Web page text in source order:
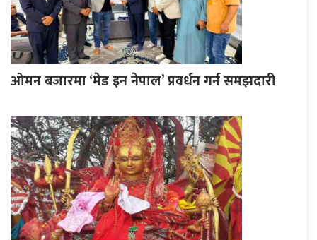
ओमन बजारमा ‘मेड इन नेपाल’ प्रवर्धन गर्न समझदारी